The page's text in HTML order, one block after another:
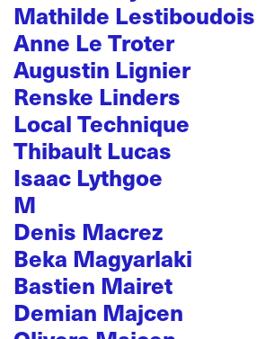
Mathilde Lestiboudois
Anne Le Troter
Augustin Lignier
Renske Linders
Local Technique
Thibault Lucas
Isaac Lythgoe
M
Denis Macrez
Beka Magyarlaki
Bastien Mairet
Demian Majcen